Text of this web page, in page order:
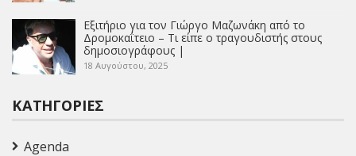
Εξιτήριο για τον Γιώργο Μαζωνάκη από το
Δρομοκαΐτειο – Τι είπε ο τραγουδιστής στους
δημοσιογράφους |
18 Αυγούστου, 2025
ΚΑΤΗΓΟΡΊΕΣ
Agenda